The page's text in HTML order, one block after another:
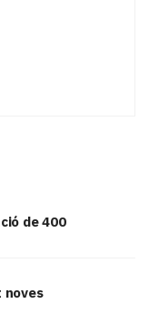
de 400
noves